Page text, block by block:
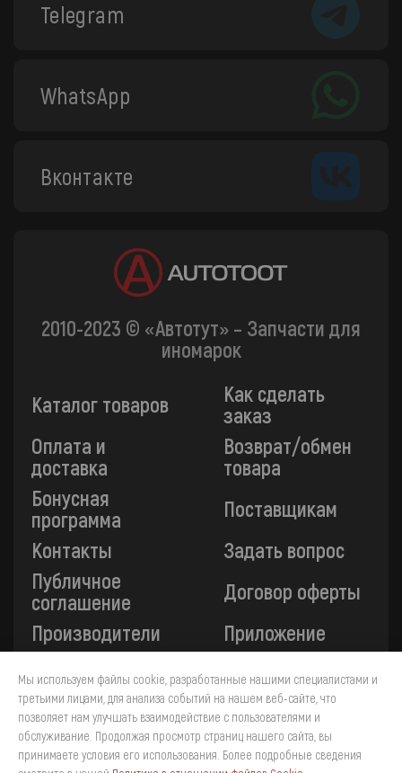
Telegram
WhatsApp
Вконтакте
2010-2023 © «Автотут» – Запчасти для
иномарок
Каталог товаров
Как сделать
заказ
Оплата и
доставка
Возврат/обмен
товара
Бонусная
программа
Поставщикам
Контакты
Задать вопрос
Публичное
соглашение
Договор оферты
Производители
Приложение
Все платежи на сайте защищены технологией 3-D
Secure. Прием платежей осуществляется через ПАО
«Сбербанк».
Мы используем файлы cookie, разработанные нашими специалистами и
третьими лицами, для анализа событий на нашем веб-сайте, что
позволяет нам улучшать взаимодействие с пользователями и
обслуживание. Продолжая просмотр страниц нашего сайта, вы
принимаете условия его использования. Более подробные сведения